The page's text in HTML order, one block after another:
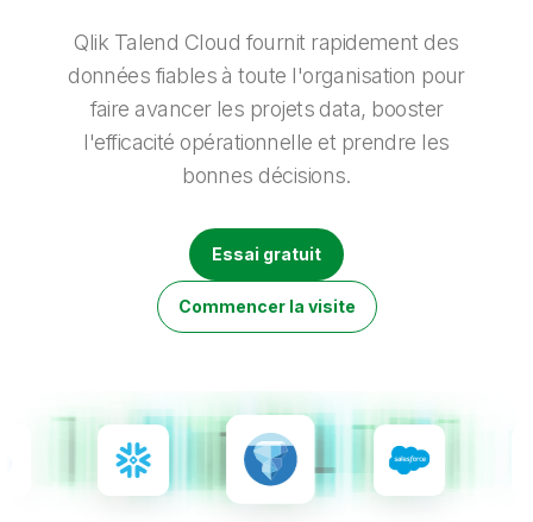
Documentation produits
Nos bureaux dans le monde
Talend
Qlik Talend Cloud fournit rapidement des
données fiables à toute l'organisation pour
faire avancer les projets data, booster
l'efficacité opérationnelle et prendre les
bonnes décisions.
Essai gratuit
Commencer la visite